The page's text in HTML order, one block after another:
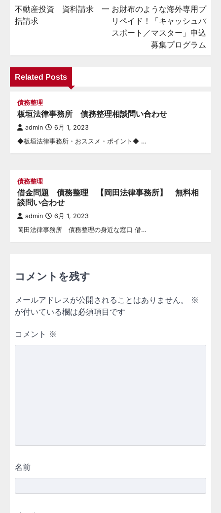
稿
ナ
ー
シ
ョ
ン
不動産投資 資料請求 一
括請求
お財布のような海外専用プ
リペイド！「キャッシュパ
スポート／マスター」申込
募集プログラム
Related Posts
債務整理
板垣法律事務所 債務整理相談問い合わせ
admin 6月 1, 2023
◆板垣法律事務所・おススメ・ポイント◆ …
債務整理
借金問題 債務整理 【岡田法律事務所】 無料相
談問い合わせ
admin 6月 1, 2023
岡田法律事務所 債務整理の身近な窓口 借…
コメントを残す
メールアドレスが公開されることはありません。
※
が付いている欄は必須項目です
コメント ※
名前